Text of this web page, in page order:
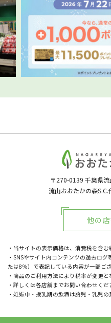
〒270-0139 千葉県
流山おおたかの森S.C.
・当サイトの表示価格は、消費税を含む
・SNSやサイト内コンテンツの過去ロ
たは8％）で表記している内容が一部ござ
・商品のご利用方法により税率が変更と
・詳しくは各店舗までお問い合わせくだ
・妊娠中・授乳期の飲酒は胎児・乳児
他の